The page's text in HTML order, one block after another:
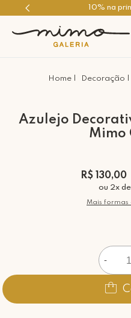
Decoração
Azulejo
Mimo
R$ 130,00
ou 2x de
Mais
-